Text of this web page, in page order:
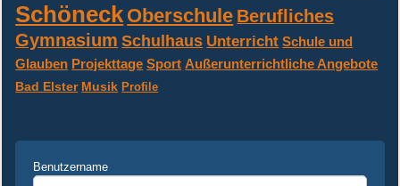
Schöneck Oberschule Berufliches
Gymnasium Schulhaus Unterricht Schule und
Glauben Projekttage Sport Außerunterrichtliche Angebote
Bad Elster Musik Profile
Benutzername